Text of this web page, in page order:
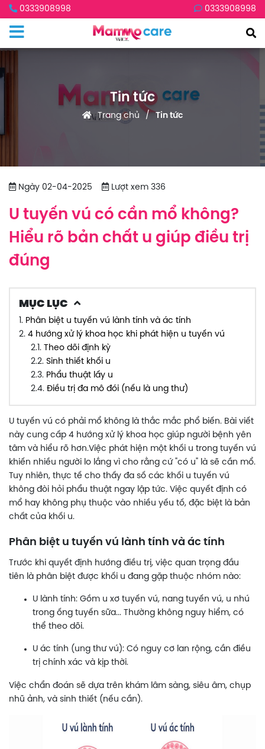
0333908998 0333908998
Tin tức
Trang chủ Tin tức
Ngày 02-04-2025 Lượt xem 336
U tuyến vú có cần mổ không?
Hiểu rõ bản chất u giúp điều trị
đúng
MỤC LỤC
1. Phân biệt u tuyến vú lành tính và ác tính
2. 4 hướng xử lý khoa học khi phát hiện u tuyến vú
2.1. Theo dõi định kỳ
2.2. Sinh thiết khối u
2.3. Phẩu thuật lấy u
2.4. Điều trị đa mô đói (nếu là ung thư)
U tuyến vú có phải mổ không là thắc mắc phổ biến. Bài viết
này cung cấp 4 hướng xử lý khoa học giúp người bệnh yên
tâm và hiểu rõ hơn.Việc phát hiện một khối u trong tuyến vú
khiến nhiều người lo lắng vì cho rằng cứ "có u" là sẽ cần mổ.
Tuy nhiên, thực tế cho thấy đa số các khối u tuyến vú
không đòi hỏi phẩu thuật ngay lập tức. Việc quyết định có
mổ hay không phụ thuộc vào nhiều yếu tố, đặc biệt là bản
chất của khối u.
Phân biệt u tuyến vú lành tính và ác tính
Trước khi quyết định hướng điều trị, việc quan trọng đầu
tiên là phân biệt được khối u đang gặp thuộc nhóm nào:
U lành tính: Gồm u xơ tuyến vú, nang tuyến vú, u nhú
trong ống tuyến sữa... Thường không nguy hiểm, có
thể theo dõi.
U ác tính (ung thư vú): Có nguy cơ lan rộng, cần điều
trị chính xác và kịp thời.
Việc chẩn đoán sẽ dựa trên khám lâm sàng, siêu âm, chụp
nhũ ảnh, và sinh thiết (nếu cần).